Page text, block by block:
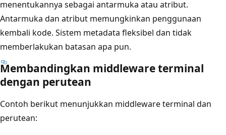
menentukannya sebagai antarmuka atau atribut.
Antarmuka dan atribut memungkinkan penggunaan
kembali kode. Sistem metadata fleksibel dan tidak
memberlakukan batasan apa pun.
Membandingkan middleware terminal
dengan perutean
Contoh berikut menunjukkan middleware terminal dan
perutean: